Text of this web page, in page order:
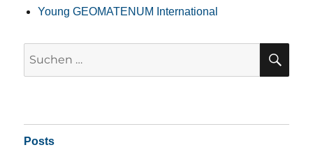
Young GEOMATENUM International
Posts